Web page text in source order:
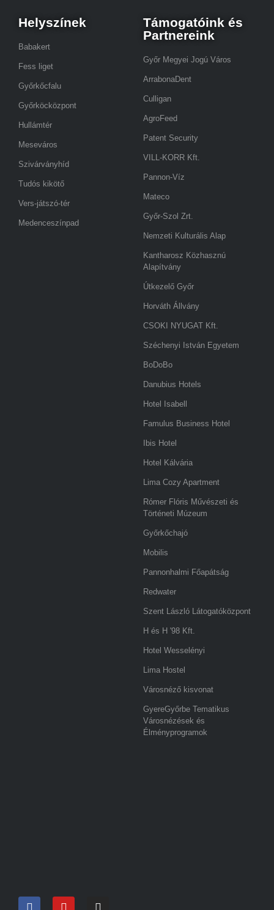
Helyszínek
Babakert
Fess liget
Győrkőcfalu
Győrköcközpont
Hullámtér
Meseváros
Szivárványhíd
Tudós kikötő
Vers-játszó-tér
Medenceszínpad
Támogatóink és
Partnereink
Győr Megyei Jogú Város
ArrabonaDent
Culligan
AgroFeed
Patent Security
VILL-KORR Kft.
Pannon-Víz
Mateco
Győr-Szol Zrt.
Nemzeti Kulturális Alap
Kantharosz Közhasznú
Alapítvány
Útkezelő Győr
Horváth Állvány
CSOKI NYUGAT Kft.
Széchenyi István Egyetem
BoDoBo
Danubius Hotels
Hotel Isabell
Famulus Business Hotel
Ibis Hotel
Hotel Kálvária
Lima Cozy Apartment
Rómer Flóris Művészeti és
Történeti Múzeum
Győrkőchajó
Mobilis
Pannonhalmi Főapátság
Redwater
Szent László Látogatóközpont
H és H '98 Kft.
Hotel Wesselényi
Lima Hostel
Városnéző kisvonat
GyereGyőrbe Tematikus
Városnézések és
Élményprogramok